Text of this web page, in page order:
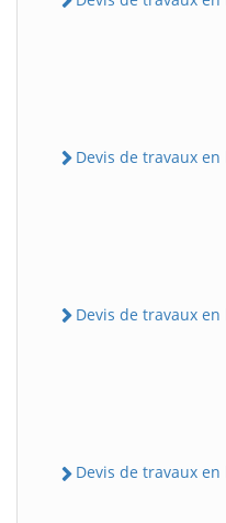
Devis de travaux en
Devis de travaux en
Devis de travaux en